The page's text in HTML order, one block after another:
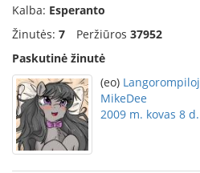
Kalba: Esperanto
Žinutės: 7 Peržiūros 37952
Paskutinė žinutė
(eo) Langorompiloj
MikeDee
2009 m. kovas 8 d.